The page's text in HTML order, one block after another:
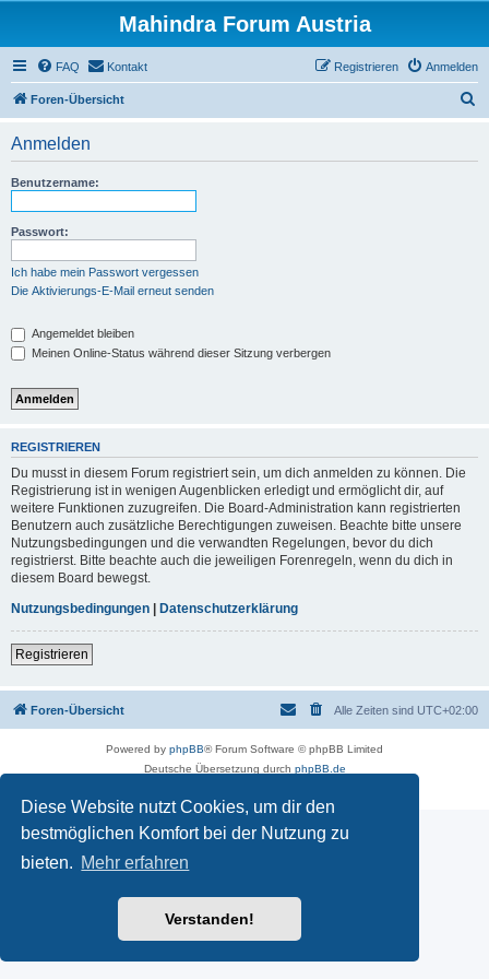
Diese Website nutzt Cookies, um dir den
bestmöglichen Komfort bei der Nutzung zu
bieten. Mehr erfahren
Verstanden!
Mahindra Forum Austria
FAQ Kontakt Anmelden
Registrieren
Foren-Übersicht
Anmelden
Benutzername:
Passwort:
Ich habe mein Passwort vergessen
Die Aktivierungs-E-Mail erneut senden
Angemeldet bleiben
Meinen Online-Status während dieser Sitzung verbergen
REGISTRIEREN
Du musst in diesem Forum registriert sein, um dich anmelden zu können. Die
Registrierung ist in wenigen Augenblicken erledigt und ermöglicht dir, auf
weitere Funktionen zuzugreifen. Die Board-Administration kann registrierten
Benutzern auch zusätzliche Berechtigungen zuweisen. Beachte bitte unsere
Nutzungsbedingungen und die verwandten Regelungen, bevor du dich
registrierst. Bitte beachte auch die jeweiligen Forenregeln, wenn du dich in
diesem Board bewegst.
Nutzungsbedingungen | Datenschutzerklärung
Registrieren
Foren-Übersicht Alle Zeiten sind UTC+02:00
Powered by phpBB® Forum Software © phpBB Limited
Deutsche Übersetzung durch phpBB.de